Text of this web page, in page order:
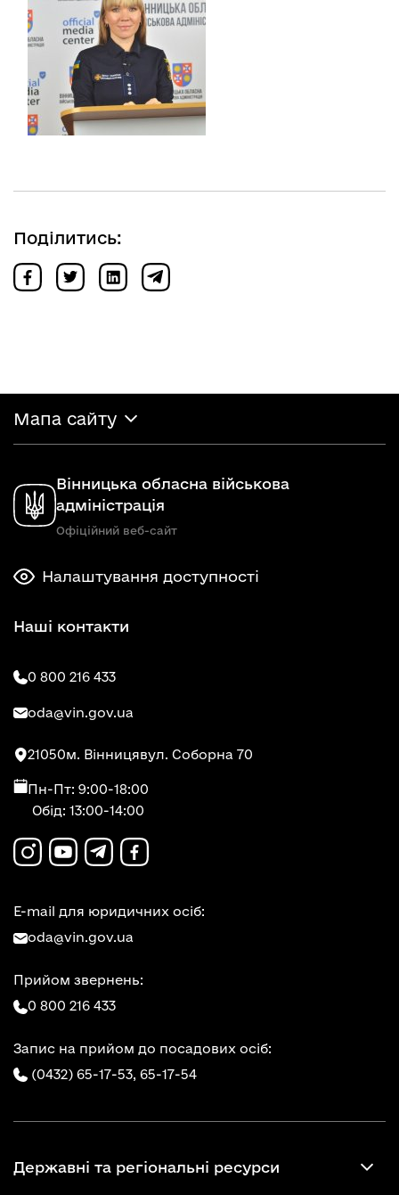
Поділитись:
Мапа сайту
Вінницька обласна військова
адміністрація
Офіційний веб-сайт
Налаштування доступності
Наші контакти
0 800 216 433
oda@vin.gov.ua
21050м. Вінницявул. Соборна 70
Пн-Пт: 9:00-18:00
Обід: 13:00-14:00
E-mail для юридичних осіб:
oda@vin.gov.ua
Прийом звернень:
0 800 216 433
Запис на прийом до посадових осіб:
(0432) 65-17-53, 65-17-54
Державні та регіональні ресурси